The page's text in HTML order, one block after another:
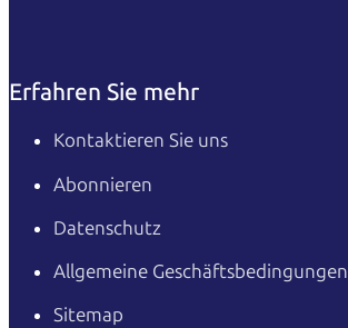
Erfahren Sie mehr
Kontaktieren Sie uns
Abonnieren
Datenschutz
Allgemeine Geschäftsbedingungen
Sitemap